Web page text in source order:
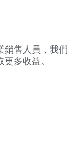
銷售人員，我們
多收益。